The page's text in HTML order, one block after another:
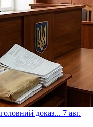
доказ... 7 авг.